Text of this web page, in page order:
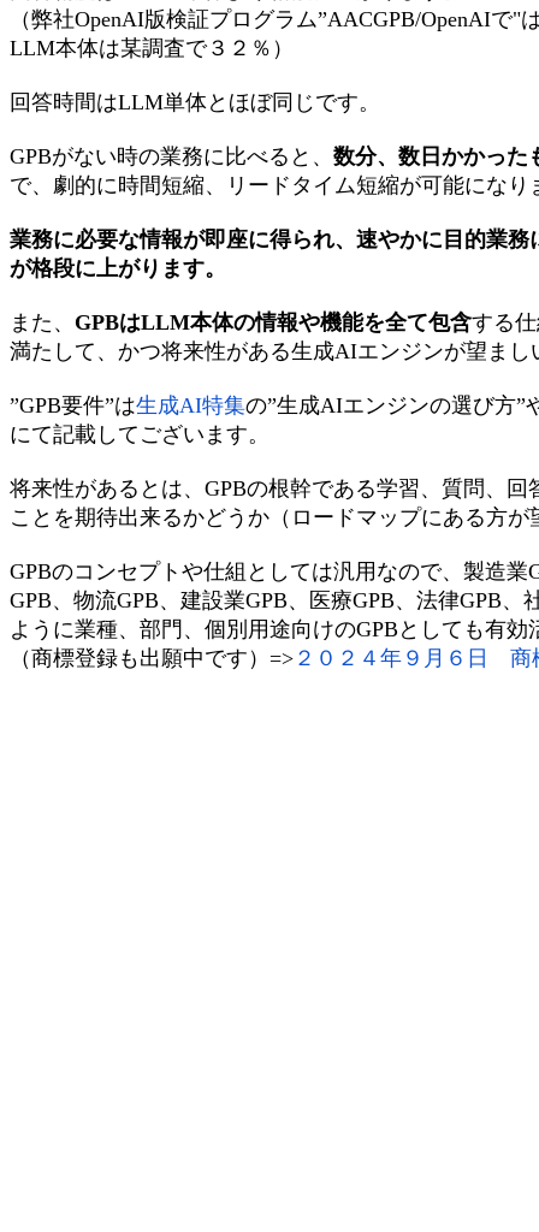
（弊社OpenAI版検証プログラム”AACGPB/OpenAIで"
LLM本体は某調査で３２％）
回答時間はLLM単体とほぼ同じです。
GPBがない時の業務に比べると、 数分、数日かかった
で、劇的に時間短縮、リードタイム短縮が可能になり
業務に必要な情報が即座に得られ、速やかに目的業
が格段に上がります。
また、 GPBはLLM本体の情報や機能を全て包含する
満たして、かつ将来性がある生成AIエンジンが望まし
”GPB要件”は生成AI特集の”生成AIエンジンの選び方”
にて記載してございます。
将来性があるとは、GPBの根幹である学習、質問、
ことを期待出来るかどうか（ロードマップにある方
GPBのコンセプトや仕組としては汎用なので、製造業
GPB、物流GPB、建設業GPB、医療GPB、法律GPB、
ように業種、部門、個別用途向けのGPBとしても有
（商標登録も出願中です）=> ２０２４年９月６日 商